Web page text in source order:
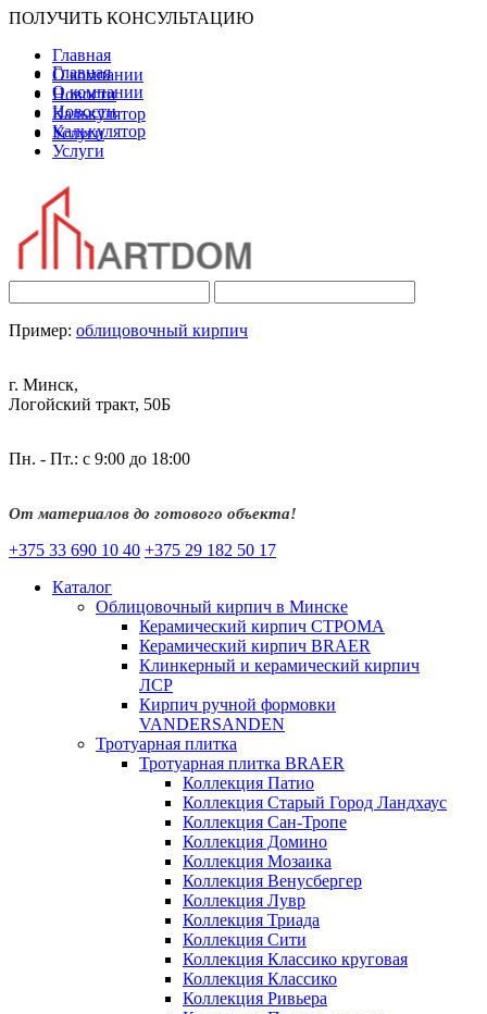
ПОЛУЧИТЬ КОНСУЛЬТАЦИЮ
Главная
О компании
Новости
Калькулятор
Услуги
Главная
О компании
Новости
Калькулятор
Услуги
Пример: облицовочный кирпич
г. Минск,
Логойский тракт, 50Б
Пн. - Пт.: с 9:00 до 18:00
От материалов до готового объекта!
+375 33 690 10 40 +375 29 182 50 17
Каталог
Облицовочный кирпич в Минске
Керамический кирпич СТРОМА
Керамический кирпич BRAER
Клинкерный и керамический кирпич
ЛСР
Кирпич ручной формовки
VANDERSANDEN
Тротуарная плитка
Тротуарная плитка BRAER
Коллекция Патио
Коллекция Старый Город Ландхаус
Коллекция Сан-Тропе
Коллекция Домино
Коллекция Мозаика
Коллекция Венусбергер
Коллекция Лувр
Коллекция Триада
Коллекция Сити
Коллекция Классико круговая
Коллекция Классико
Коллекция Ривьера